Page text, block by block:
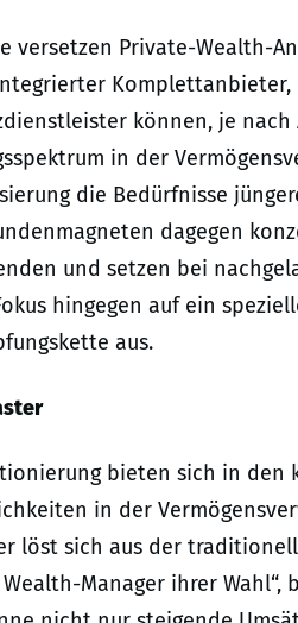
versetzen Private-Wealth-
können, je nach
in der
die Bedürfnisse
dagegen
und setzen bei
hingegen auf ein
aus.
bieten sich in den
in der
löst sich aus der
Manager ihrer